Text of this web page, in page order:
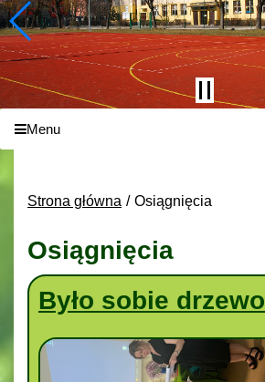
Menu
Strona główna Osiągnięcia
Osiągnięcia
Było sobie drzewo